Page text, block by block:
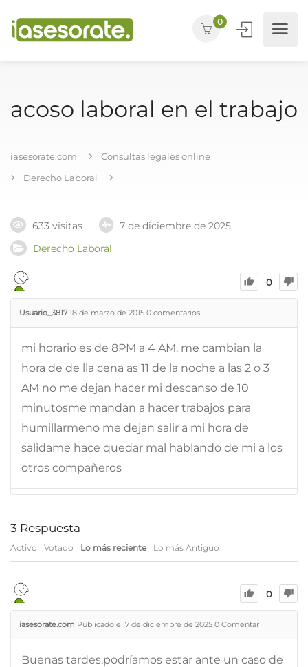
0
acoso laboral en el trabajo
iasesorate.com
Consultas legales online
Derecho Laboral
633 visitas
7 de diciembre de 2025
Derecho Laboral
0
Usuario_3817 18 de marzo de 2015 0 comentarios
mi horario es de 8PM a 4 AM, me cambian la
hora de de lla cena as 11 de la noche a las 2 o 3
AM no me dejan hacer mi descanso de 10
minutosme mandan a hacer trabajos para
humillarmeno me dejan salir a mi hora de
salidame hace quedar mal hablando de mi a los
otros compañeros
3 Respuesta
Activo Votado Lo más reciente Lo más Antiguo
0
iasesorate.com Publicado el 7 de diciembre de 2025 0 Comentar
Buenas tardes,podríamos estar ante un caso de